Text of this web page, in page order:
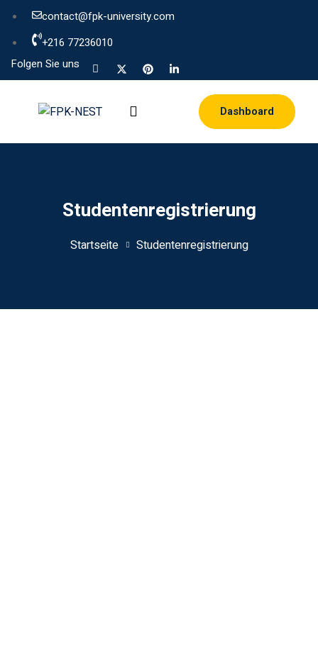
contact@fpk-university.com
+216 77236010
Folgen Sie uns
Dashboard
Studentenregistrierung
Startseite Studentenregistrierung